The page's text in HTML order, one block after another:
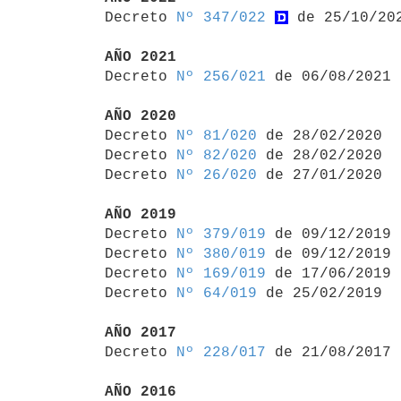
Decreto
Nº 347/022 de 25/10/
AÑO 2021
Decreto
Nº 256/021 de 06/08/2021
AÑO 2020
Decreto
Nº 81/020 de 28/02/2020
Decreto
Nº 82/020 de 28/02/2020
Decreto
Nº 26/020 de 27/01/2020
AÑO 2019
Decreto
Nº 379/019 de 09/12/2019
Decreto
Nº 380/019 de 09/12/2019
Decreto
Nº 169/019 de 17/06/2019
Decreto
Nº 64/019 de 25/02/2019
AÑO 2017
Decreto
Nº 228/017 de 21/08/2017
AÑO 2016